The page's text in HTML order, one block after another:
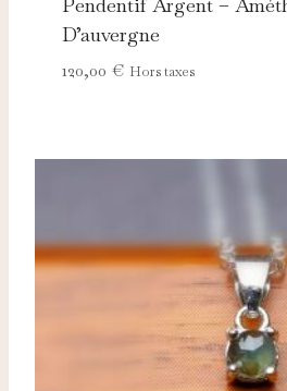
D’auvergne
120,00 € Hors taxes
Ces cookies sont indispensables au
du site et ne peuvent pas être
Ces cookies nous permettent de
d'améliorer nos contenus (Google